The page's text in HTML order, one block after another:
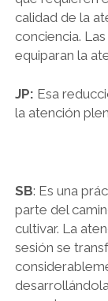
calidad de la
conciencia.
equiparan la
JP: Esa
la atención
SB: Es una
parte del
cultivar. La
sesión se